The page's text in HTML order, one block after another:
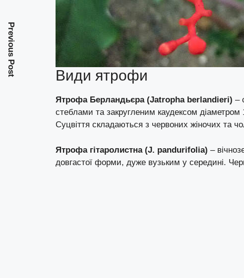
Види ятрофи
Ятрофа Берландьєра (Jatropha berlandieri) –
стеблами та закругленим каудексом
Суцвіття складаються з червоних жіночих та
Ятрофа гітаролистна (J. pandurifolia) –
довгастої форми, дуже вузьким у середині.
Previous Post